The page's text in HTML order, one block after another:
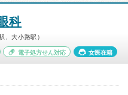
科
、大小路駅）
電子処方せん対応 女医在籍